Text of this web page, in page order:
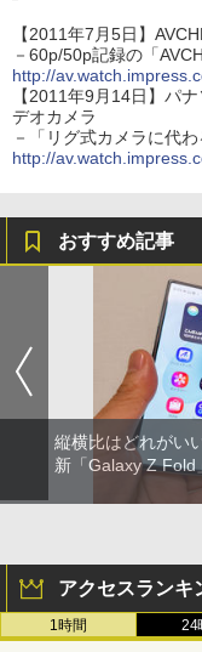
【2011年7月5日】
－60p/50p記録の「
http://
【2011年9月14日】パ
デオカメラ
－「リグ式カメラに代
http://
おすすめ記事
縦横比はどれがい
新「Galaxy Z Fold
アクセスランキ
1時間 24